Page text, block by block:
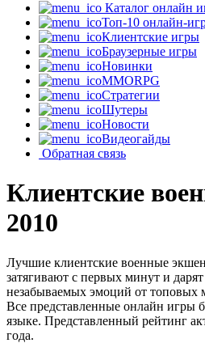
Каталог онлайн
Топ-10 онлайн-
Клиентские игры
Браузерные игры
Новинки
MMORPG
Стратегии
Шутеры
Новости
Видеогайды
Обратная связь
Клиентские
2010
Лучшие клиентские военные
затягивают с первых минут и
незабываемых эмоций от топовых
Все представленные онлайн игры
языке. Представленный рейтинг
года.